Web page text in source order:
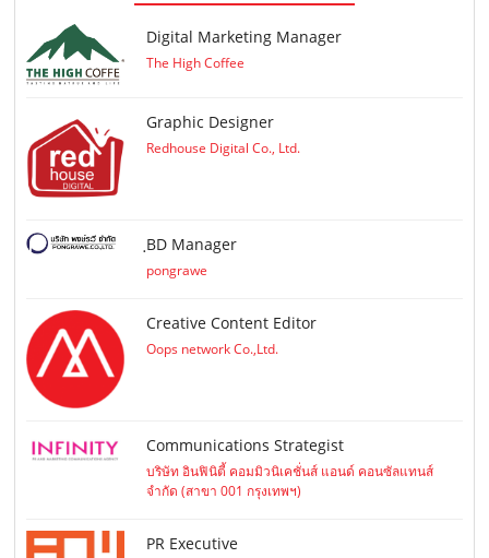
Digital Marketing Manager
The High Coffee
Graphic Designer
Redhouse Digital Co., Ltd.
ฺBD Manager
pongrawe
Creative Content Editor
Oops network Co.,Ltd.
Communications Strategist
บริษัท อินฟินิตี้ คอมมิวนิเคชั่นส์ แอนด์ คอนซัลแทนส์
จำกัด (สาขา 001 กรุงเทพฯ)
PR Executive